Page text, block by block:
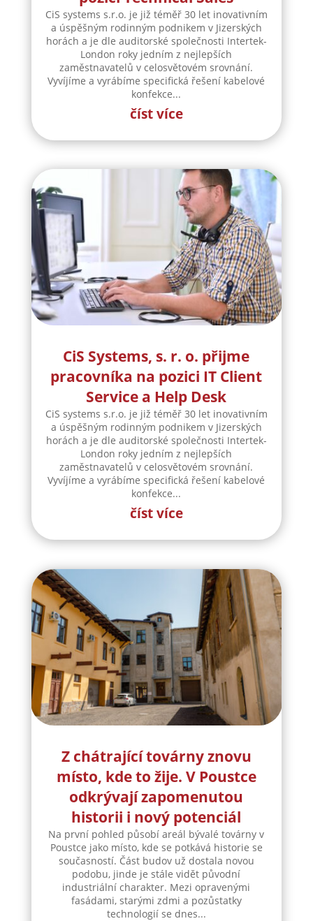
CiS systems s.r.o. je již téměř 30 let inovativním
a úspěšným rodinným podnikem v Jizerských
horách a je dle auditorské společnosti Intertek-
London roky jedním z nejlepších
zaměstnavatelů v celosvětovém srovnání.
Vyvíjíme a vyrábíme specifická řešení kabelové
konfekce...
číst více
CiS Systems, s. r. o. přijme
pracovníka na pozici IT Client
Service a Help Desk
CiS systems s.r.o. je již téměř 30 let inovativním
a úspěšným rodinným podnikem v Jizerských
horách a je dle auditorské společnosti Intertek-
London roky jedním z nejlepších
zaměstnavatelů v celosvětovém srovnání.
Vyvíjíme a vyrábíme specifická řešení kabelové
konfekce...
číst více
Z chátrající továrny znovu
místo, kde to žije. V Poustce
odkrývají zapomenutou
historii i nový potenciál
Na první pohled působí areál bývalé továrny v
Poustce jako místo, kde se potkává historie se
současností. Část budov už dostala novou
podobu, jinde je stále vidět původní
industriální charakter. Mezi opravenými
fasádami, starými zdmi a pozůstatky
technologií se dnes...